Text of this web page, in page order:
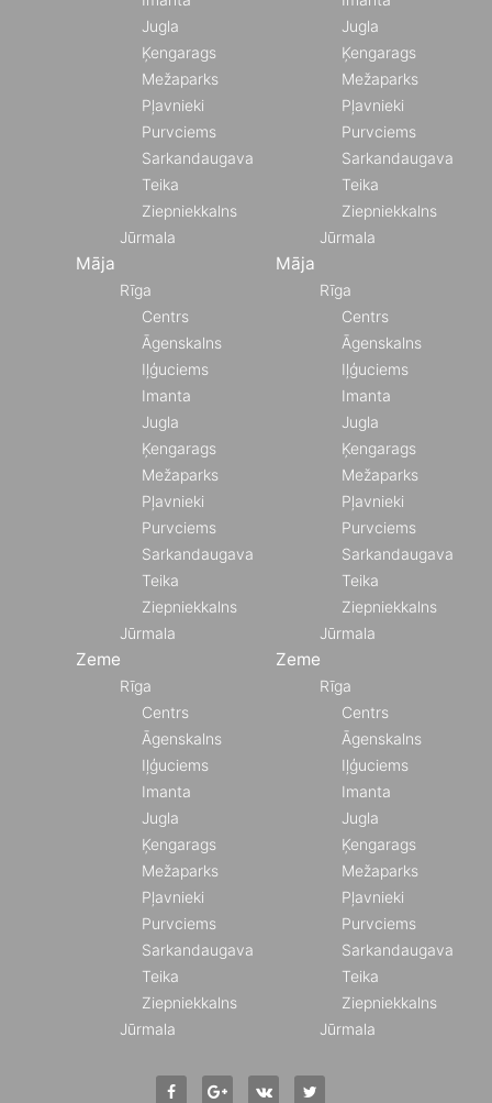
Jugla
Ķengarags
Mežaparks
Pļavnieki
Purvciems
Sarkandaugava
Teika
Ziepniekkalns
Jūrmala
Māja
Rīga
Centrs
Āgenskalns
Iļģuciems
Imanta
Jugla
Ķengarags
Mežaparks
Pļavnieki
Purvciems
Sarkandaugava
Teika
Ziepniekkalns
Jūrmala
Zeme
Rīga
Centrs
Āgenskalns
Iļģuciems
Imanta
Jugla
Ķengarags
Mežaparks
Pļavnieki
Purvciems
Sarkandaugava
Teika
Ziepniekkalns
Jūrmala
Jugla
Ķengarags
Mežaparks
Pļavnieki
Purvciems
Sarkandaugava
Teika
Ziepniekkalns
Jūrmala
Māja
Rīga
Centrs
Āgenskalns
Iļģuciems
Imanta
Jugla
Ķengarags
Mežaparks
Pļavnieki
Purvciems
Sarkandaugava
Teika
Ziepniekkalns
Jūrmala
Zeme
Rīga
Centrs
Āgenskalns
Iļģuciems
Imanta
Jugla
Ķengarags
Mežaparks
Pļavnieki
Purvciems
Sarkandaugava
Teika
Ziepniekkalns
Jūrmala